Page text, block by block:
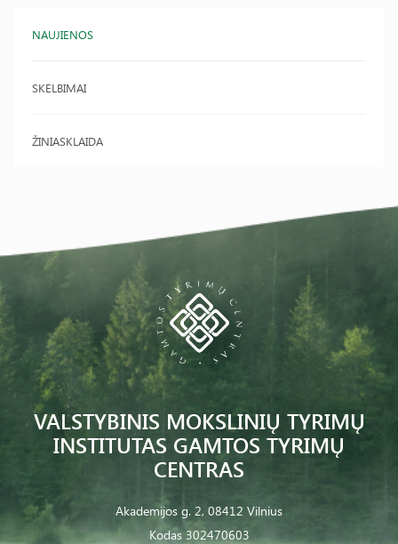
NAUJIENOS
SKELBIMAI
ŽINIASKLAIDA
VALSTYBINIS MOKSLINIŲ TYRIMŲ
INSTITUTAS GAMTOS TYRIMŲ
CENTRAS
Akademijos g. 2, 08412 Vilnius
Kodas 302470603